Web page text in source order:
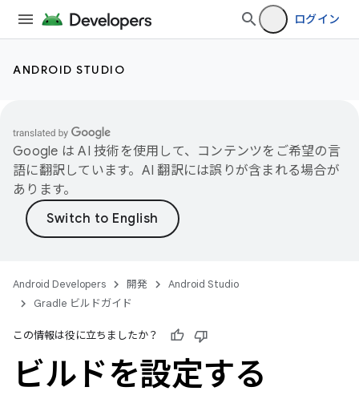
ログイン
ANDROID STUDIO
Google は AI 技術を使用して、コンテンツをご希望の言
語に翻訳しています。AI 翻訳には誤りが含まれる場合が
あります。
Android Developers 開発
Android Studio
Gradle ビルドガイド
この情報は役に立ちましたか？
ビルドを設定する